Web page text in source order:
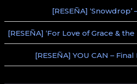
[RESEÑA] ‘Snowdrop’
[RESEÑA] ‘For Love of Grace &
[RESEÑA] YOU CAN –